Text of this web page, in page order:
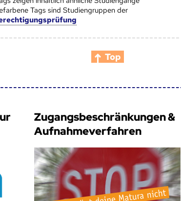
Tags sind Studiengruppen der
Top
Zugangsbeschränkungen &
Aufnahmeverfahren